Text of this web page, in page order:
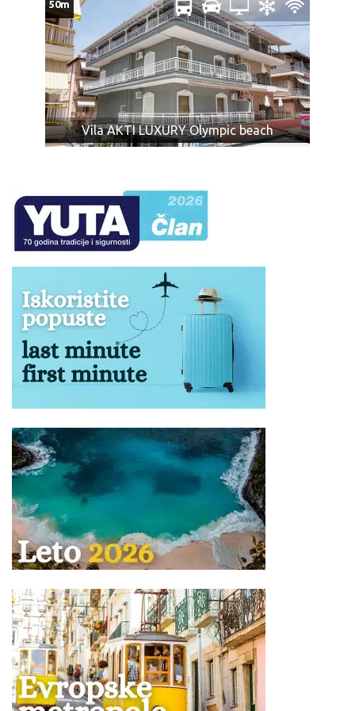
nepodesni za prevoz zbog svoje težine, veličine, oblika
ili karaktera, ili koji su lomljivi ili isparivi, kao i predmeti sa
oštrim ili isturenim ivicama (npr. hrana koja nije
adekvatno pakovana, u skladu sa propisima; konzumno
ulje, kao i ostale zapaljive tečnosti; pesak i kamenje;
ćebad i jastuci; kuhinjsko posuđe i ostala oprema za
pripremu zimnice; stolice za plažu, životinje, kao i druga
roba koja nije za ličnu upotrebu).
Za zaboravljene stvari agencija kao prevoznik ne
odgovara.
Prtljag koji je primljen na prevoz biće obeležen
agencijskim nalepnicama.
Prtljag bez nalepnice neće biti primljen na prevoz.
Vaša je odgovornost da proverite da li je Vaš prtljag
unet ili iznet iz autobusa.
NAPOMENA za mesta u autobusu:
Raspored sedenja u
prevoznom sredstvu određuje se kompjuterski u zavisnosti
od kapaciteta i tipa istog, i ne postoji mogućnost rezervacije
Ukoliko Vam ponuda za Vila CONSTANTIN Olympic beach ne
odgovara pogledajte ponudu ostalih smeštaja u letovalištu
Olympic beach
Olimpskoj regiji na severuGrčke
Vila AKTI LUXURY Olympic beach
50m